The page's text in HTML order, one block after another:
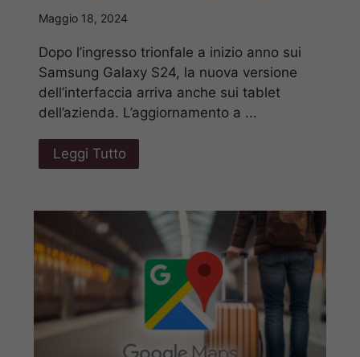
Maggio 18, 2024
Dopo l’ingresso trionfale a inizio anno sui
Samsung Galaxy S24, la nuova versione
dell’interfaccia arriva anche sui tablet
dell’azienda. L’aggiornamento a ...
Leggi Tutto